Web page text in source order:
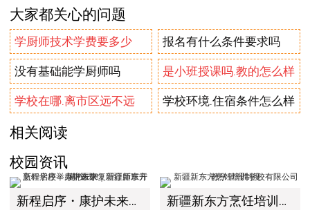
大家都关心的问题
学厨师技术学费要多少 报名有什么条件要求吗
没有基础能学厨师吗 是小班授课吗.教的怎么样
学校在哪.离市区远不远 学校环境.住宿条件怎么样
相关阅读
校园资讯
新程启序・康护未来｜新疆新东方烹饪学校举办中医康复理疗师班开幕仪式！ 新疆新东方烹饪培训学校有限公司教学管理制度